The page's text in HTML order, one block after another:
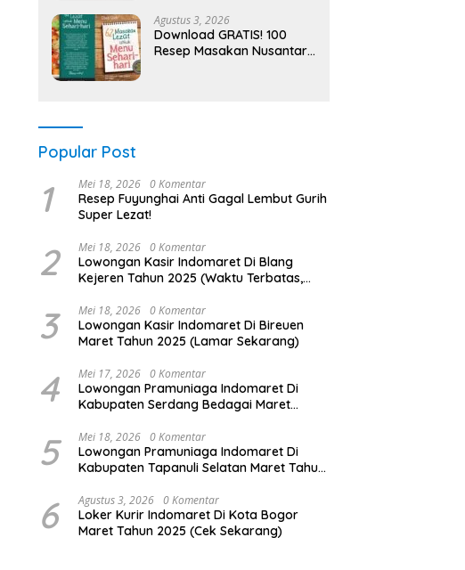
Agustus 3, 2026
Download GRATIS! 100
Resep Masakan Nusantara
Popular Post
1 Mei 18, 2026 0 Komentar
Resep Fuyunghai Anti Gagal Lembut Gurih
Super Lezat!
2 Mei 18, 2026 0 Komentar
Lowongan Kasir Indomaret Di Blang
Kejeren Tahun 2025 (Waktu Terbatas,
3 Mei 18, 2026 0 Komentar
Lowongan Kasir Indomaret Di Bireuen
Maret Tahun 2025 (Lamar Sekarang)
4 Mei 17, 2026 0 Komentar
Lowongan Pramuniaga Indomaret Di
Kabupaten Serdang Bedagai Maret
5 Mei 18, 2026 0 Komentar
Lowongan Pramuniaga Indomaret Di
Kabupaten Tapanuli Selatan Maret Tahun
6 Agustus 3, 2026 0 Komentar
Loker Kurir Indomaret Di Kota Bogor
Maret Tahun 2025 (Cek Sekarang)